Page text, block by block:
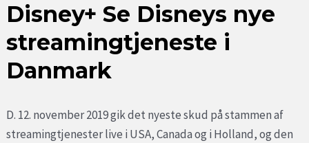
Disney+ Se Disneys nye
streamingtjeneste i
Danmark
D. 12. november 2019 gik det nyeste skud på stammen af
streamingtjenester live i USA, Canada og i Holland, og den